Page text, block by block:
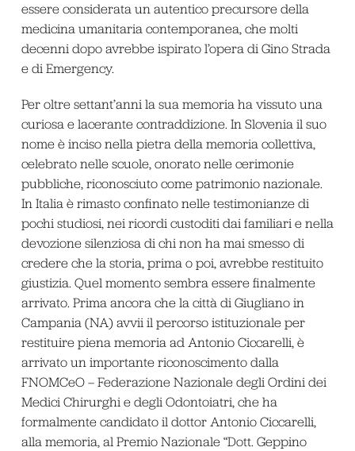
essere considerata un autentico precursore della
medicina umanitaria contemporanea, che molti
decenni dopo avrebbe ispirato l’opera di Gino Strada
e di Emergency.
Per oltre settant’anni la sua memoria ha vissuto una
curiosa e lacerante contraddizione. In Slovenia il suo
nome è inciso nella pietra della memoria collettiva,
celebrato nelle scuole, onorato nelle cerimonie
pubbliche, riconosciuto come patrimonio nazionale.
In Italia è rimasto confinato nelle testimonianze di
pochi studiosi, nei ricordi custoditi dai familiari e nella
devozione silenziosa di chi non ha mai smesso di
credere che la storia, prima o poi, avrebbe restituito
giustizia. Quel momento sembra essere finalmente
arrivato. Prima ancora che la città di Giugliano in
Campania (NA) avvii il percorso istituzionale per
restituire piena memoria ad Antonio Ciccarelli, è
arrivato un importante riconoscimento dalla
FNOMCeO – Federazione Nazionale degli Ordini dei
Medici Chirurghi e degli Odontoiatri, che ha
formalmente candidato il dottor Antonio Ciccarelli,
alla memoria, al Premio Nazionale “Dott. Geppino